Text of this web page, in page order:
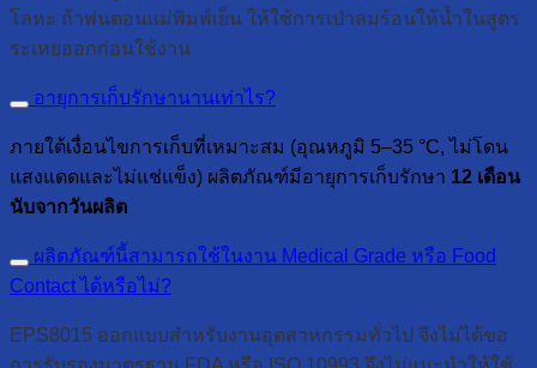
โลหะ ถ้าพ่นตอนแม่พิมพ์เย็น ให้ใช้การเป่าลมร้อนให้น้ำในสูตร
ระเหยออกก่อนใช้งาน
อายุการเก็บรักษานานเท่าไร?
ภายใต้เงื่อนไขการเก็บที่เหมาะสม (อุณหภูมิ 5–35 °C, ไม่โดน
แสงแดดและไม่แช่แข็ง) ผลิตภัณฑ์มีอายุการเก็บรักษา 12 เดือน
นับจากวันผลิต
ผลิตภัณฑ์นี้สามารถใช้ในงาน Medical Grade หรือ Food
Contact ได้หรือไม่?
EPS8015 ออกแบบสำหรับงานอุตสาหกรรมทั่วไป จึงไม่ได้ขอ